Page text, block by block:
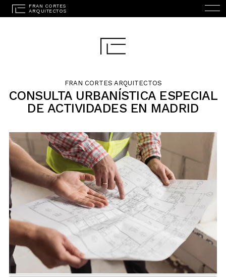
ESTUDIO
PROYECTOS
SERVICIOS
BLOG
CONTACTO
ENGLISH (INGLÉS
FRAN CORTES ARQUITECTOS
CONSULTA URBANÍSTICA ESPECIAL
DE ACTIVIDADES EN MADRID